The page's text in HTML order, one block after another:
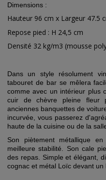
Dimensions :
Hauteur 96 cm x Largeur 47.5
Repose pied : H 24,5 cm
Densité 32 kg/m3 (mousse
Dans un style résolument
tabouret de bar se mêlera
comme avec un intérieur plus
cuir de chèvre pleine fleur
anciennes banquettes de
incurvée, vous passerez
haute de la cuisine ou de la
Son piètement métallique
meilleure stabilité. Son cale
des repas. Simple et élégant,
cognac et métal Loïc devant un